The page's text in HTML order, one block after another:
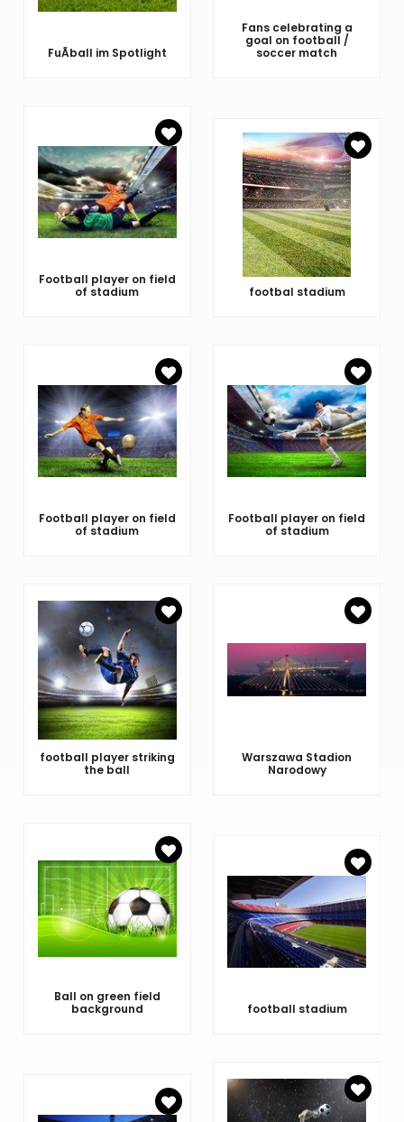
FuÃball im Spotlight
Fans celebrating a
goal on football /
soccer match
Football player on field
of stadium
footbal stadium
Football player on field
of stadium
Football player on field
of stadium
football player striking
the ball
Warszawa Stadion
Narodowy
Ball on green field
background
football stadium